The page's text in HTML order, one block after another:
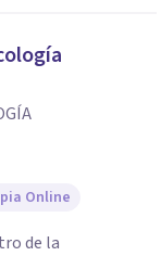
Online
de la